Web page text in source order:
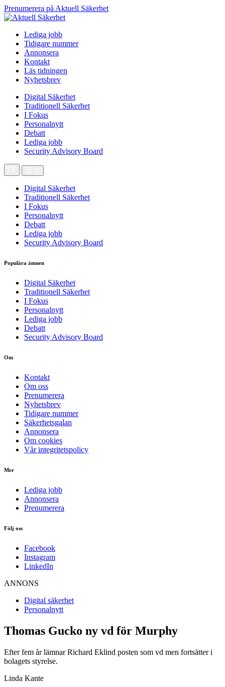
Prenumerera på Aktuell Säkerhet
Lediga jobb
Tidigare nummer
Annonsera
Kontakt
Läs tidningen
Nyhetsbrev
Digital Säkerhet
Traditionell Säkerhet
I Fokus
Personalnytt
Debatt
Lediga jobb
Security Advisory Board
Digital Säkerhet
Traditionell Säkerhet
I Fokus
Personalnytt
Debatt
Lediga jobb
Security Advisory Board
Populära ämnen
Digital Säkerhet
Traditionell Säkerhet
I Fokus
Personalnytt
Lediga jobb
Debatt
Security Advisory Board
Om
Kontakt
Om oss
Prenumerera
Nyhetsbrev
Tidigare nummer
Säkerhetsgalan
Annonsera
Om cookies
Vår integritetspolicy
Mer
Lediga jobb
Annonsera
Prenumerera
Följ oss
Facebook
Instagram
LinkedIn
ANNONS
Digital säkerhet
Personalnytt
Thomas Gucko ny vd för Murphy
Efter fem år lämnar Richard Eklind posten som vd men fortsätter i
bolagets styrelse.
Linda Kante